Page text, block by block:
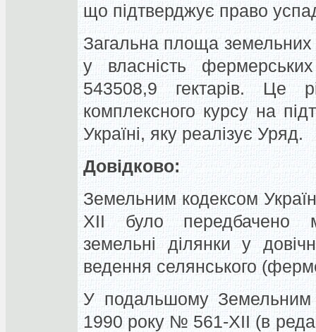
що підтверджує право
Загальна площа земельних
у власність
543508,9 гектарів.
комплексного курсу на
Україні, яку реалізує Уряд.
Довідково:
Земельним кодексом
XII було передбачено
земельні ділянки у
ведення селянського
У подальшому Земельним
1990 року № 561-XII (в